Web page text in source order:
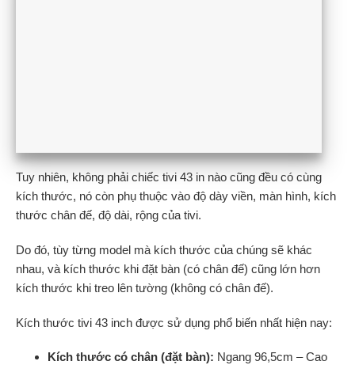
Tuy nhiên, không phải chiếc tivi 43 in nào cũng đều có cùng
kích thước, nó còn phụ thuộc vào độ dày viền, màn hình, kích
thước chân đế, độ dài, rộng của tivi.
Do đó, tùy từng model mà kích thước của chúng sẽ khác
nhau, và kích thước khi đặt bàn (có chân đế) cũng lớn hơn
kích thước khi treo lên tường (không có chân đế).
Kích thước tivi 43 inch được sử dụng phổ biến nhất hiện nay:
Kích thước có chân (đặt bàn): Ngang 96,5cm – Cao